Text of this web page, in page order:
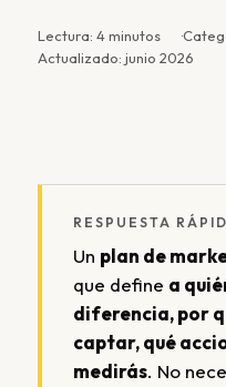
Lectura: 4 minutos
Actualizado: junio 2026
RESPUESTA
Un plan de
que define a
diferencia, por
captar, qué
medirás. No